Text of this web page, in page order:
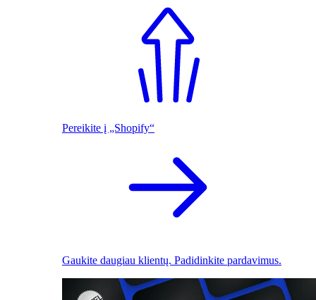
Pereikite į „Shopify“
Gaukite daugiau klientų. Padidinkite pardavimus.